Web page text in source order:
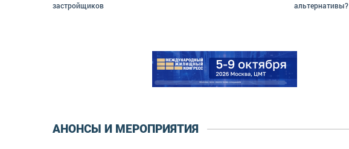
застройщиков
альтернативы?
АНОНСЫ И МЕРОПРИЯТИЯ